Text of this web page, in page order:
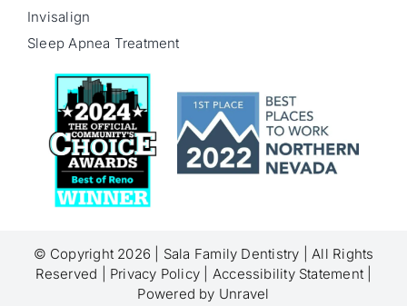
Invisalign
Sleep Apnea Treatment
© Copyright 2026 | Sala Family Dentistry | All Rights
Reserved | Privacy Policy Accessibility Statement
Powered by Unravel